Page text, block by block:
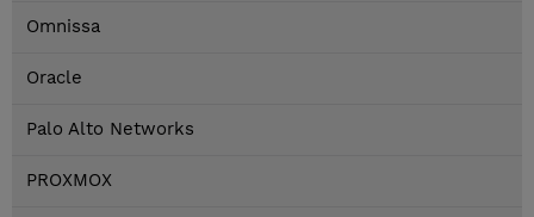
Omnissa
Oracle
Palo Alto Networks
PROXMOX